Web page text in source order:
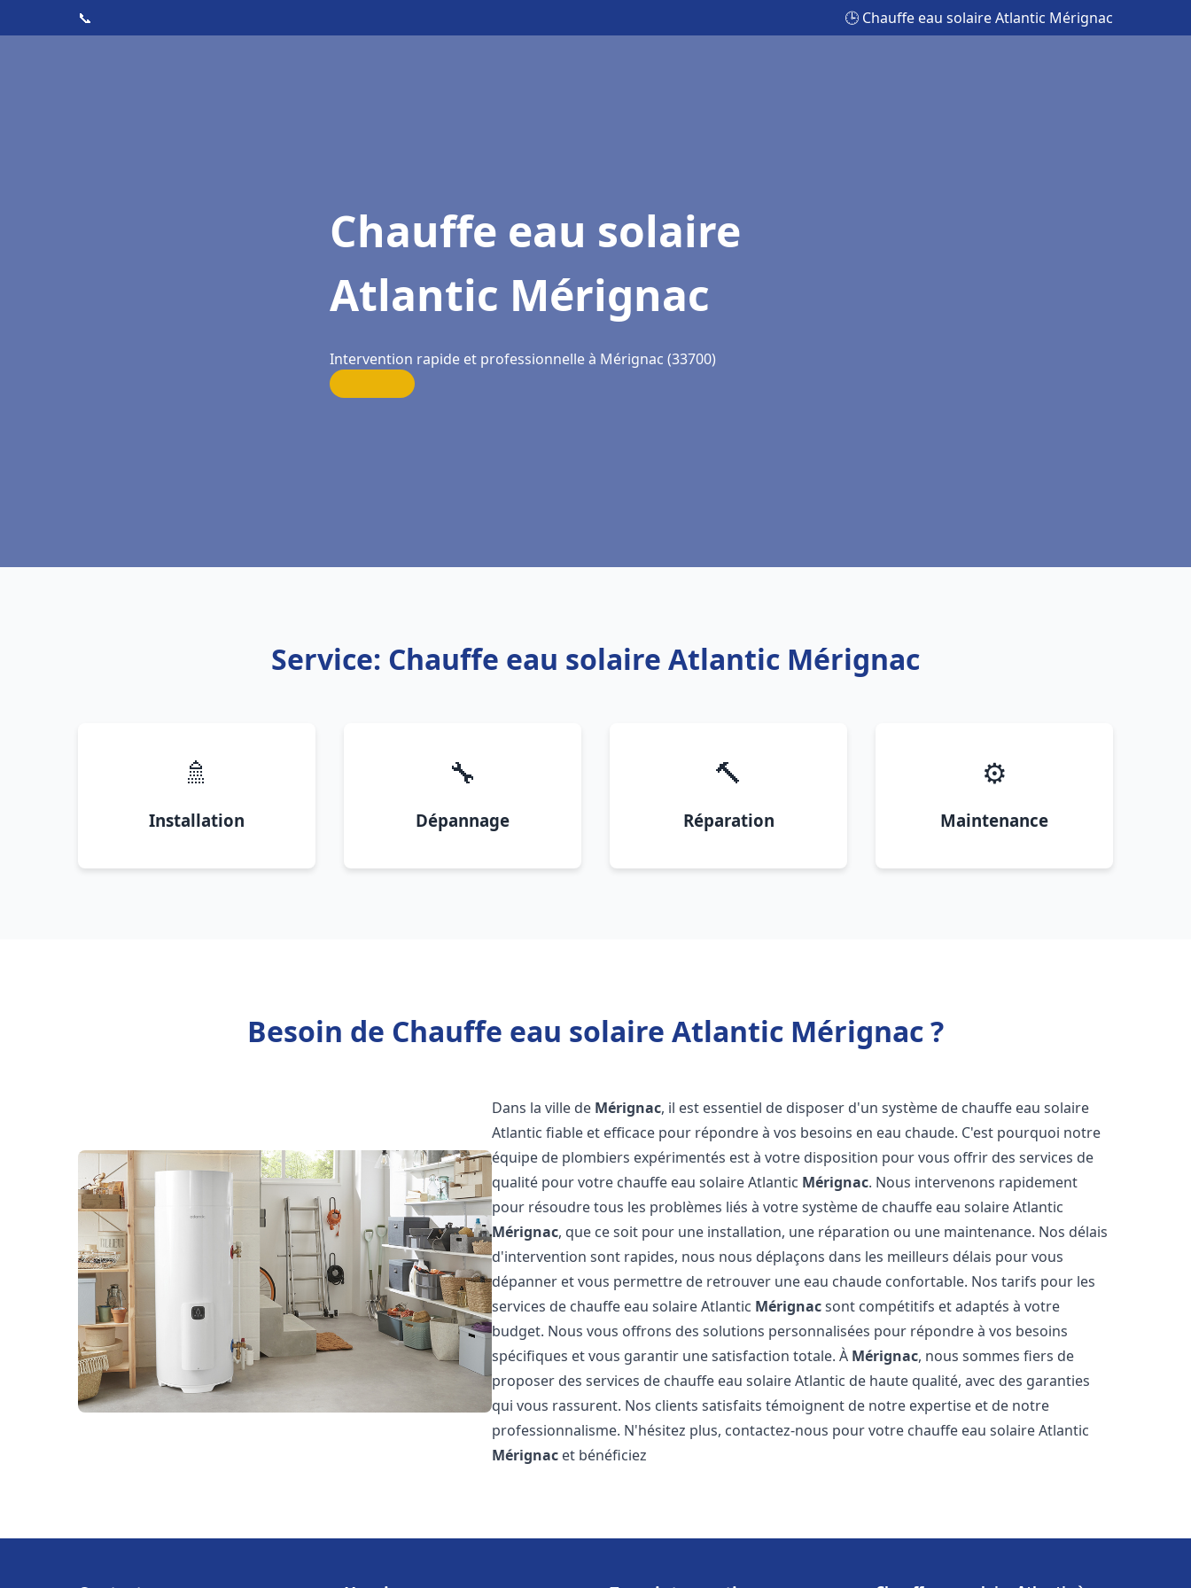
📞 🕒 Chauffe eau solaire Atlantic Mérignac
Chauffe eau solaire
Atlantic Mérignac
Intervention rapide et professionnelle à Mérignac (33700)
Service: Chauffe eau solaire Atlantic Mérignac
🚿
Installation
🔧
Dépannage
🔨
Réparation
⚙️
Maintenance
Besoin de Chauffe eau solaire Atlantic Mérignac ?
Dans la ville de Mérignac, il est essentiel de disposer d'un système de chauffe eau solaire
Atlantic fiable et efficace pour répondre à vos besoins en eau chaude. C'est pourquoi notre
équipe de plombiers expérimentés est à votre disposition pour vous offrir des services de
qualité pour votre chauffe eau solaire Atlantic Mérignac. Nous intervenons rapidement
pour résoudre tous les problèmes liés à votre système de chauffe eau solaire Atlantic
Mérignac, que ce soit pour une installation, une réparation ou une maintenance. Nos délais
d'intervention sont rapides, nous nous déplaçons dans les meilleurs délais pour vous
dépanner et vous permettre de retrouver une eau chaude confortable. Nos tarifs pour les
services de chauffe eau solaire Atlantic Mérignacsont compétitifs et adaptés à votre
budget. Nous vous offrons des solutions personnalisées pour répondre à vos besoins
spécifiques et vous garantir une satisfaction totale. À Mérignac, nous sommes fiers de
proposer des services de chauffe eau solaire Atlantic de haute qualité, avec des garanties
qui vous rassurent. Nos clients satisfaits témoignent de notre expertise et de notre
professionnalisme. N'hésitez plus, contactez-nous pour votre chauffe eau solaire Atlantic
Mérignac et bénéficiez